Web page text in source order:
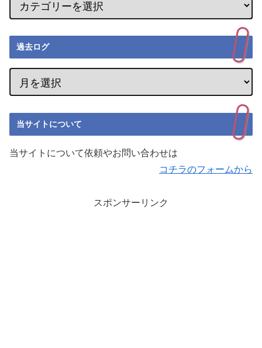
過去ログ
当サイトについて
当サイトについて依頼やお問い合わせは
コチラのフォームから
スポンサーリンク